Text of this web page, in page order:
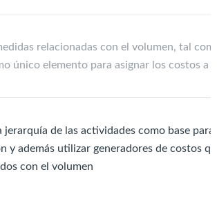
relacionadas con el volumen, tal
único elemento para asignar los costos a
jerarquía de las actividades como base para
y además utilizar generadores de costos
con el volumen